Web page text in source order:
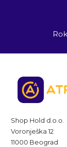
Shop Hold d.o.o.
Voronješka 12
11000 Beograd